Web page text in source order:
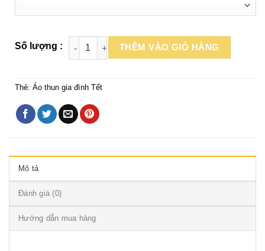
đến
210,000đ
THÊM VÀO GIỎ HÀNG
Thẻ: Áo thun gia đình Tết
Mô tả
Đánh giá (0)
Hướng dẫn mua hàng